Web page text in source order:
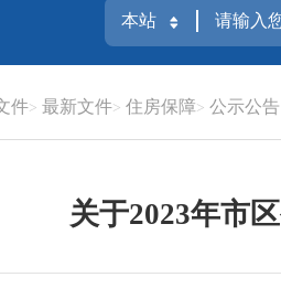
件 最新文件 住房保障 公示公告
关于2023年市